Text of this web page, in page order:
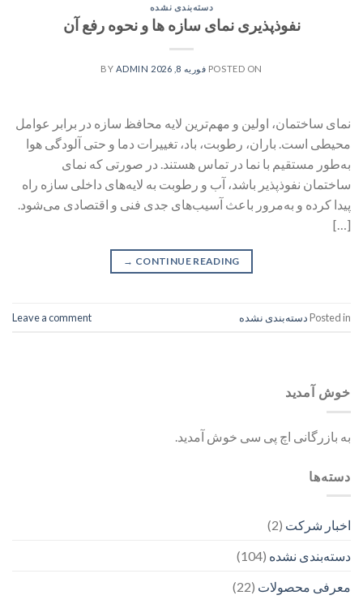
دسته‌بندی نشده
نفوذپذیری نمای سازه ها و نحوه رفع آن
POSTED ON فوریه 8, 2026 ADMIN
نمای ساختمان، اولین و مهم‌ترین لایه محافظ سازه در برابر عوامل
محیطی است. باران، رطوبت، باد، تغییرات دما و حتی آلودگی هوا
به‌طور مستقیم با نما در تماس هستند. در صورتی که نمای
ساختمان نفوذپذیر باشد، آب و رطوبت به لایه‌های داخلی سازه راه
پیدا کرده و به‌مرور باعث آسیب‌های جدی فنی و اقتصادی می‌شود.
[…]
CONTINUE READING
→
Posted inدسته‌بندی نشده Leave a comment
خوش آمدید
به بازرگانی اچ پی سی خوش آمدید.
دسته‌ها
اخبار شرکت (2)
دسته‌بندی نشده (104)
معرفی محصولات (22)